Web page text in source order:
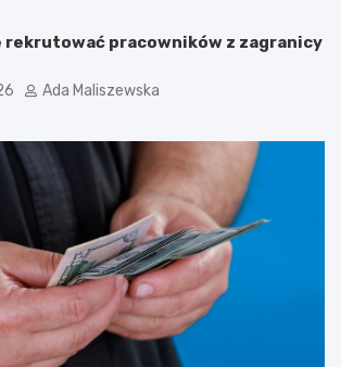
pracowników z zagranicy
Ada Maliszewska